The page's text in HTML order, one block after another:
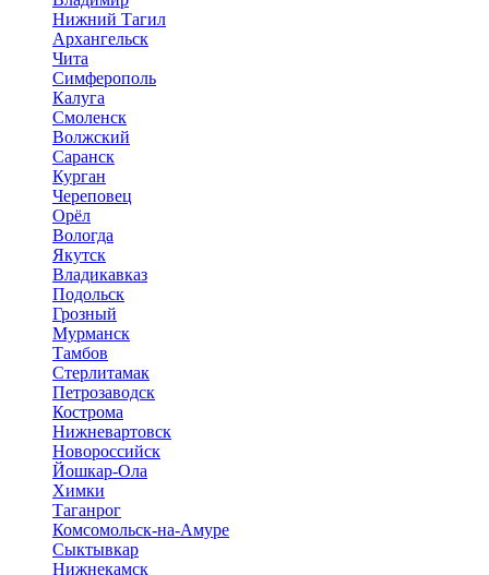
Нижний Тагил
Архангельск
Чита
Симферополь
Калуга
Смоленск
Волжский
Саранск
Курган
Череповец
Орёл
Вологда
Якутск
Владикавказ
Подольск
Грозный
Мурманск
Тамбов
Стерлитамак
Петрозаводск
Кострома
Нижневартовск
Новороссийск
Йошкар-Ола
Химки
Таганрог
Комсомольск-на-Амуре
Сыктывкар
Нижнекамск